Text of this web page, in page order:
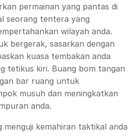
permainan yang pantas di
seorang tentera yang
wilayah anda.
bergerak, sasarkan dengan
kuasa tembakan anda
tetikus kiri. Buang bom tangan
bar ruang untuk
musuh dan meningkatkan
anda.
menguji kemahiran taktikal anda